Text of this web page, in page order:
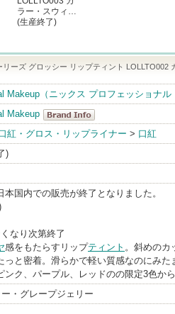
ラー・スウィ…
(生産終了)
リーズ グロッシー リップティント LOLLTO002
Makeup（ニックス プロフェッショナル
Makeup
NYX
Professional
Makeup
BrandInfo
紅・グロス・リップライナー > 口紅
)
本国内での販売が終了となりました。
なり次第終了
感をもたらすリップティント 。斜めのカ
っと密着。滑らかで軽い質感なのにみた
ンク、パープル、レッドのの限定3色から
・グレープジェリー